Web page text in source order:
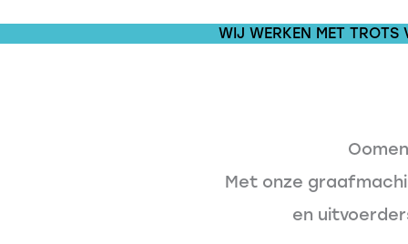
WIJ WERKEN MET TROTS
Met onze
en